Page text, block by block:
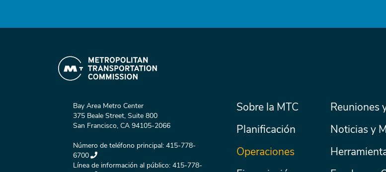
Bay Area Metro Center
375 Beale Street, Suite 800
San Francisco, CA 94105-2066
Número de teléfono principal: 415-778-
6700
Línea de información al público: 415-778-
Menú
principal
Sobre la MTC
Planificación
Operaciones
Secondary
Reuniones
Noticias y